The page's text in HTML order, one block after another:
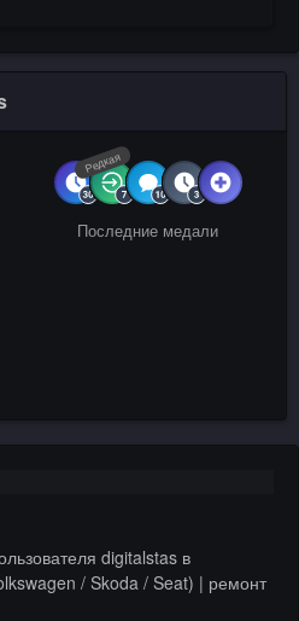
Редкая
Последние медали
digitalstas в
/ Skoda / Seat) | ремонт